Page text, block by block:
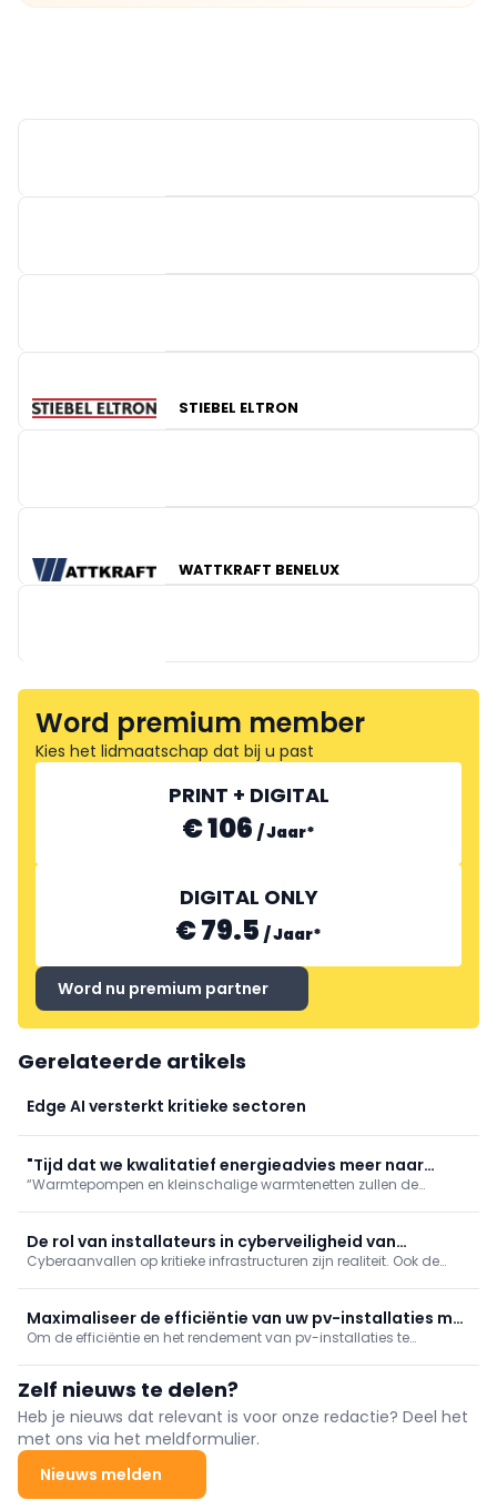
BV KRANNICH SOLAR
STIEBEL ELTRON
WATTKRAFT BENELUX
IBC SOLAR
Word premium member
Kies het lidmaatschap dat bij u past
PRINT + DIGITAL
€ 106 /Jaar*
DIGITAL ONLY
€ 79.5 /Jaar*
Word nu premium partner
Gerelateerde artikels
Edge AI versterkt kritieke sectoren
"Tijd dat we kwalitatief energieadvies meer naar
waarde schatten"
“Warmtepompen en kleinschalige warmtenetten zullen de
maximaal comfort en rendement zijn een correcte
dimensionering, inregeling en
De rol van installateurs in cyberveiligheid van
zonnestroom
Cyberaanvallen op kritieke infrastructuren zijn realiteit. Ook de
elektriciens en installateurs, niet enkel voor IT-specialisten.
Maximaliseer de efficiëntie van uw pv-installaties met
thermografie
Om de efficiëntie en het rendement van pv-installaties te
thermografie.
Zelf nieuws te delen?
Heb je nieuws dat relevant is voor onze redactie? Deel het
met ons via het meldformulier.
Nieuws melden